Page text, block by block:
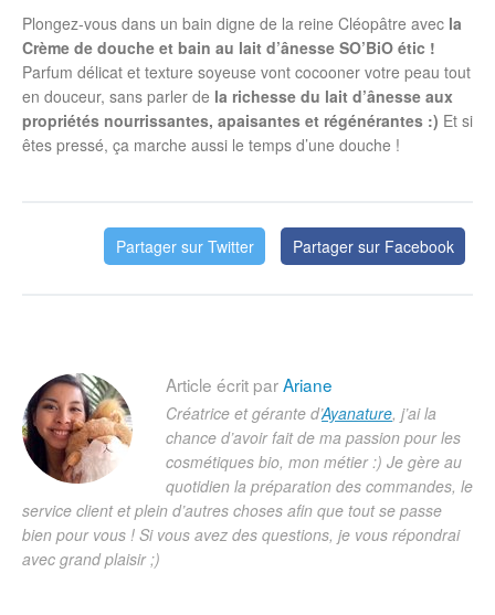
Plongez-vous dans un bain digne de la reine Cléopâtre avec la
Crème de douche et bain au lait d’ânesse SO’BiO étic !
Parfum délicat et texture soyeuse vont cocooner votre peau tout
en douceur, sans parler de la richesse du lait d’ânesse aux
propriétés nourrissantes, apaisantes et régénérantes :) Et si
êtes pressé, ça marche aussi le temps d’une douche !
Partager sur Facebook
Partager sur Twitter
Article écrit parAriane
Créatrice et gérante d’Ayanature, j’ai la
chance d’avoir fait de ma passion pour les
cosmétiques bio, mon métier :) Je gère au
quotidien la préparation des commandes, le
service client et plein d’autres choses afin que tout se passe
bien pour vous ! Si vous avez des questions, je vous répondrai
avec grand plaisir ;)